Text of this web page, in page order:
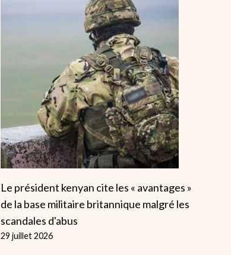
Le président kenyan cite les « avantages »
de la base militaire britannique malgré les
scandales d'abus
29 juillet 2026